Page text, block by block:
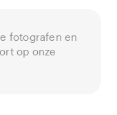
fotografen en
op onze